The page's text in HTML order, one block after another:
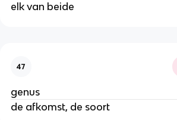
elk van beide
47
genus
de afkomst, de soort